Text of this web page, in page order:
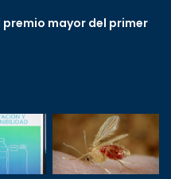
premio mayor del primer